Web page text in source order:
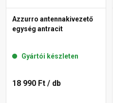
Azzurro antennakivezető
egység antracit
Gyártói készleten
18 990 Ft / db